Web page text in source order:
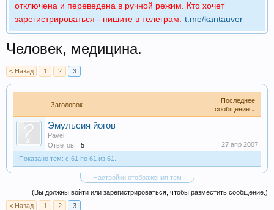
отключена и переведена в ручной режим. Кто хочет
зарегистрироваться - пишите в телеграм: t.me/kantauver
Человек, медицина.
< Назад 1 2 3
Заголовок
Последнее
сообщение ↓
Эмульсия йогов
Pavel
Ответов:
5
27 апр 2007
Показано тем: с 61 по 61 из 61.
Настройки отображения тем
(Вы должны войти или зарегистрироваться, чтобы разместить сообщение.)
< Назад
1 2 3